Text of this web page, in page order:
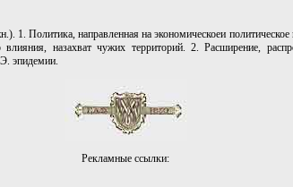
Политика, направленная на экономическоеи политическое
назахват чужих территорий. 2. Расширение,
эпидемии.
Рекламные ссылки: